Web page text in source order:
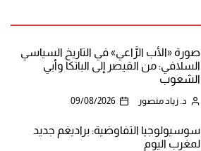
صورة «الأب الرَّاعي» في التاريخ السياسي
السلافي: من القيصر إلى الباتكا وأبي
الشعوب
د. زياد منصور 09/08/2026
سوسيولوجيا التفاوضية: براديغم جديد
لمغرب اليوم